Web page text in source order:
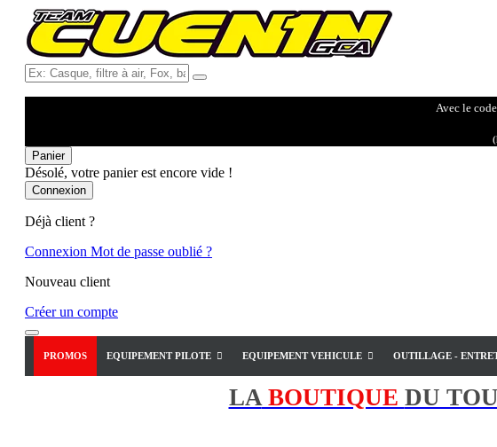
Ex:
Casque,
Fox,
...
Avec le code
Panier
Désolé, votre panier est encore vide !
Connexion
Déjà client ?
Connexion Mot de passe oublié ?
Nouveau client
Créer un compte
PROMOS EQUIPEMENT PILOTE EQUIPEMENT VEHICULE OUTILLAGE -
LABOUTIQUE DU